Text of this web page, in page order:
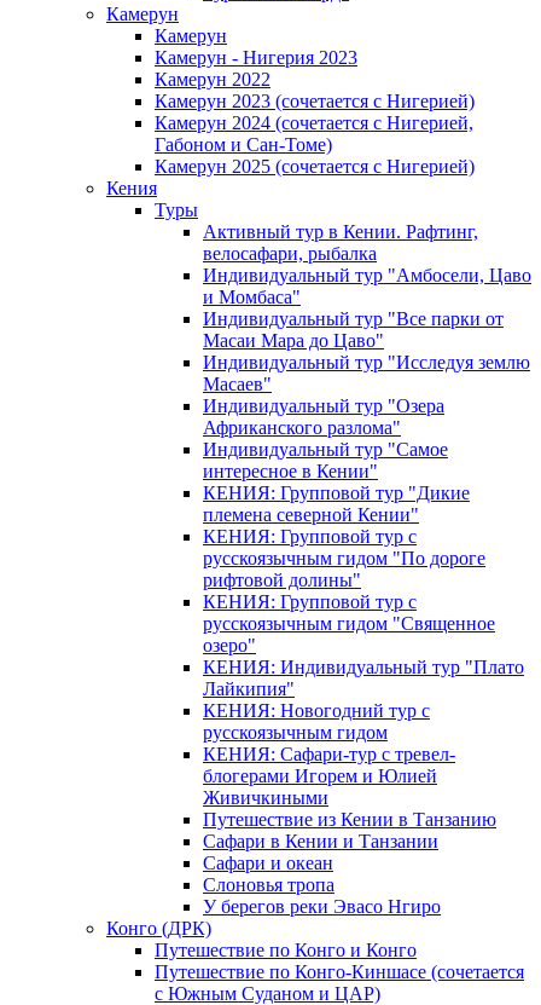
Камерун
Камерун
Камерун - Нигерия 2023
Камерун 2022
Камерун 2023 (сочетается с Нигерией)
Камерун 2024 (сочетается с Нигерией,
Габоном и Сан-Томе)
Камерун 2025 (сочетается с Нигерией)
Кения
Туры
Активный тур в Кении. Рафтинг,
велосафари, рыбалка
Индивидуальный тур "Амбосели, Цаво
и Момбаса"
Индивидуальный тур "Все парки от
Масаи Мара до Цаво"
Индивидуальный тур "Исследуя землю
Масаев"
Индивидуальный тур "Озера
Африканского разлома"
Индивидуальный тур "Самое
интересное в Кении"
КЕНИЯ: Групповой тур "Дикие
племена северной Кении"
КЕНИЯ: Групповой тур с
русскоязычным гидом "По дороге
рифтовой долины"
КЕНИЯ: Групповой тур с
русскоязычным гидом "Священное
озеро"
КЕНИЯ: Индивидуальный тур "Плато
Лайкипия"
КЕНИЯ: Новогодний тур с
русскоязычным гидом
КЕНИЯ: Сафари-тур с тревел-
блогерами Игорем и Юлией
Живичкиными
Путешествие из Кении в Танзанию
Сафари в Кении и Танзании
Сафари и океан
Слоновья тропа
У берегов реки Эвасо Нгиро
Конго (ДРК)
Путешествие по Конго и Конго
Путешествие по Конго-Киншасе (сочетается
с Южным Суданом и ЦАР)